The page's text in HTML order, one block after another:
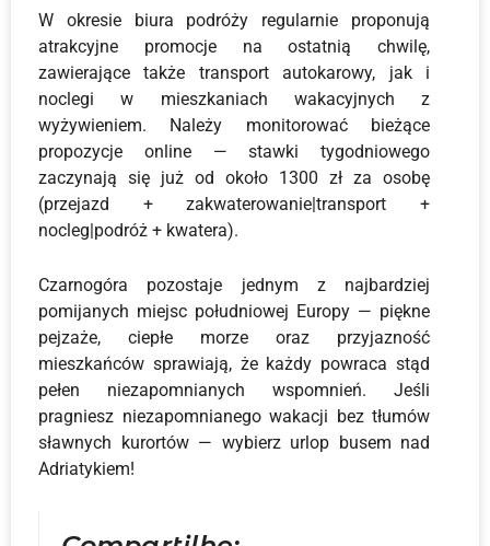
W okresie biura podróży regularnie proponują
atrakcyjne promocje na ostatnią chwilę,
zawierające także transport autokarowy, jak i
noclegi w mieszkaniach wakacyjnych z
wyżywieniem. Należy monitorować bieżące
propozycje online — stawki tygodniowego
zaczynają się już od około 1300 zł za osobę
(przejazd + zakwaterowanie|transport +
nocleg|podróż + kwatera).
Czarnogóra pozostaje jednym z najbardziej
pomijanych miejsc południowej Europy — piękne
pejzaże, ciepłe morze oraz przyjazność
mieszkańców sprawiają, że każdy powraca stąd
pełen niezapomnianych wspomnień. Jeśli
pragniesz niezapomnianego wakacji bez tłumów
sławnych kurortów — wybierz urlop busem nad
Adriatykiem!